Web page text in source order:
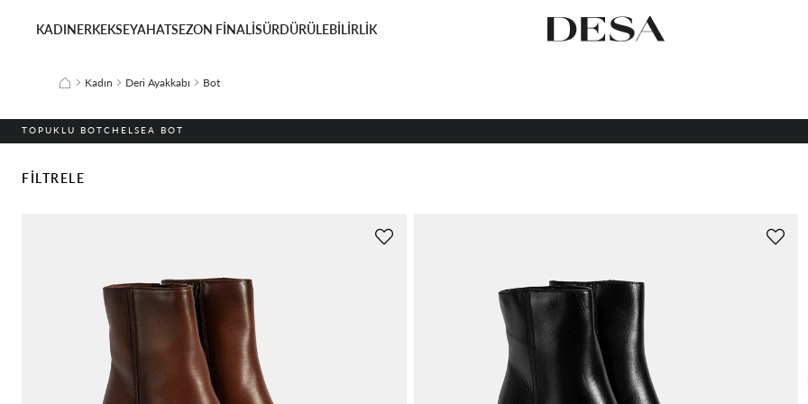
KADINERKEKSEYAHATSEZON FİNALİSÜRDÜRÜLEBİLİRLİK
Kadın Deri Ayakkabı Bot
TOPUKLU BOTCHELSEA BOT
FILTRELE